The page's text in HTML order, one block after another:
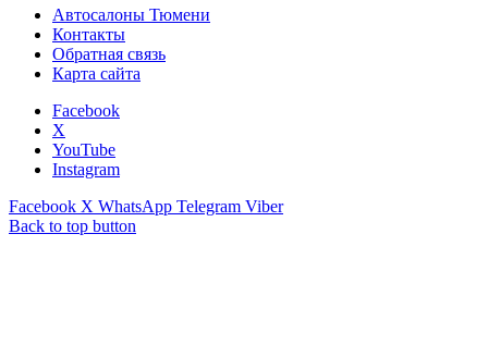
Автосалоны Тюмени
Контакты
Обратная связь
Карта сайта
Facebook
X
YouTube
Instagram
Facebook X WhatsApp Telegram Viber
Back to top button